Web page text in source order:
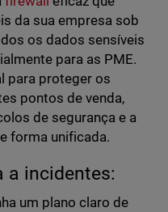
da sua empresa sob
os dados sensíveis
para as PME.
para proteger os
pontos de venda,
de segurança e a
forma unificada.
a incidentes:
um plano claro de